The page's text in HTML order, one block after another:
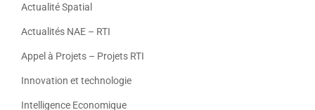
Actualité Spatial
Actualités NAE – RTI
Appel à Projets – Projets RTI
Innovation et technologie
Intelligence Economique